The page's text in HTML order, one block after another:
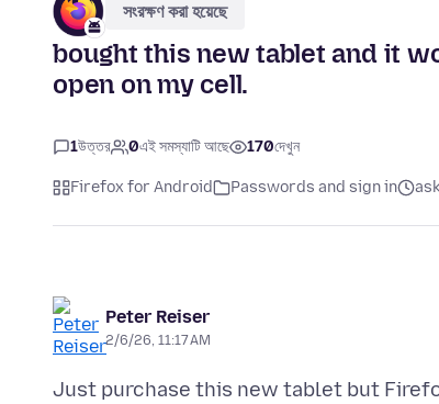
সংরক্ষণ করা হয়েছে
bought this new tablet and it
open on my cell.
1উত্তর 0এই সমস্যাটি আছে 170দেখুন
Firefox for Android Passwords and sign in
Peter Reiser
2/6/26, 11:17 AM
Just purchase this new tablet but